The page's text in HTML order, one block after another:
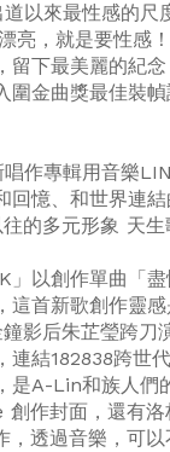
以來最性感的尺
亮，就是要性感
留下最美麗的紀
圍金曲獎最佳裝
作專輯用音樂
回憶、和世界連
的多元形象 天
以創作單曲「
這首新歌創作靈
影后朱芷瑩跨刀
連結182838跨世
是A-Lin和族人們
作封面，還有
，透過音樂，可